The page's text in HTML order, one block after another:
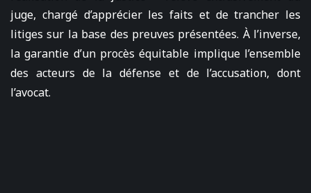
juge, chargé d’apprécier les faits et de trancher les
litiges sur la base des preuves présentées. À l’inverse,
la garantie d’un procès équitable implique l’ensemble
des acteurs de la défense et de l’accusation, dont
l’avocat.